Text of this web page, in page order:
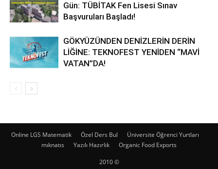
Gün: TÜBİTAK Fen Lisesi Sınav
Başvuruları Başladı!
GÖKYÜZÜNDEN DENİZLERİN DERİN
LİĞİNE: TEKNOFEST YENİDEN “MAVİ
VATAN”DA!
Online LGS Matematik Özel Ders Bul
Üniversite Öğrenci Yurtları
mıknatıs
Yazılı Hazırlık Organic Food Exports
2010 ©